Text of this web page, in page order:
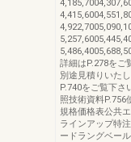
詳細はP.278をご
別途見積りいた
P.740をご覧下さ
照技術資料P.756
規格価格表公共
ラインアップ特
ードラングベー